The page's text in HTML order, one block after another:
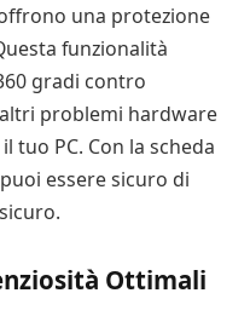
una protezione
funzionalità
gradi contro
problemi hardware
tuo PC. Con la scheda
essere sicuro di
Ottimali